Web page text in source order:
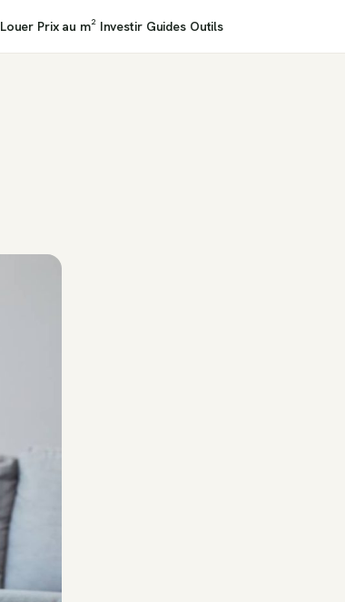
Louer Prix au m² Investir Guides Outils